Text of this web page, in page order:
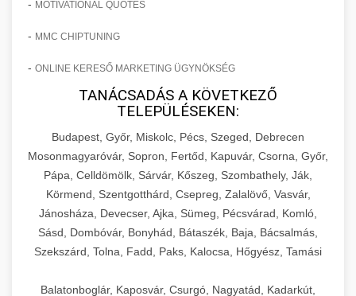
- MOTIVATIONAL QUOTES
- MMC CHIPTUNING
- ONLINE KERESŐ MARKETING ÜGYNÖKSÉG
TANÁCSADÁS A KÖVETKEZŐ
TELEPÜLÉSEKEN:
Budapest, Győr, Miskolc, Pécs, Szeged, Debrecen
Mosonmagyaróvár, Sopron, Fertőd, Kapuvár, Csorna, Győr,
Pápa, Celldömölk, Sárvár, Kőszeg, Szombathely, Ják,
Körmend, Szentgotthárd, Csepreg, Zalalövő, Vasvár,
Jánosháza, Devecser, Ajka, Sümeg, Pécsvárad, Komló,
Sásd, Dombóvár, Bonyhád, Bátaszék, Baja, Bácsalmás,
Szekszárd, Tolna, Fadd, Paks, Kalocsa, Hőgyész, Tamási
Balatonboglár, Kaposvár, Csurgó, Nagyatád, Kadarkút,